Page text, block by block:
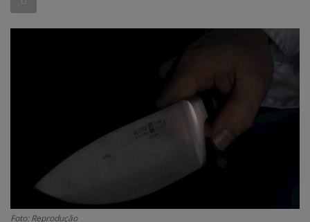
CIDADE
CONTATO
MIX AGORA TV
Foto: Reprodução